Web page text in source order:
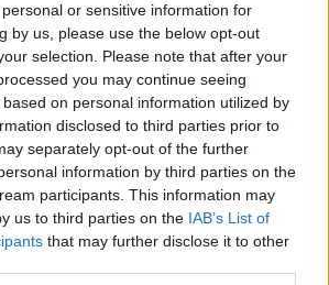
or sensitive information for
by us, please use the below opt-out
selection. Please note that after your
you may continue seeing
on personal information utilized by
disclosed to third parties prior to
separately opt-out of the further
information by third parties on the
participants. This information may
us to third parties on the IAB’s List of
that may further disclose it to other